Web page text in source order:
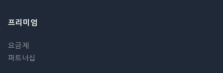
프리미엄
요금제
파트너십